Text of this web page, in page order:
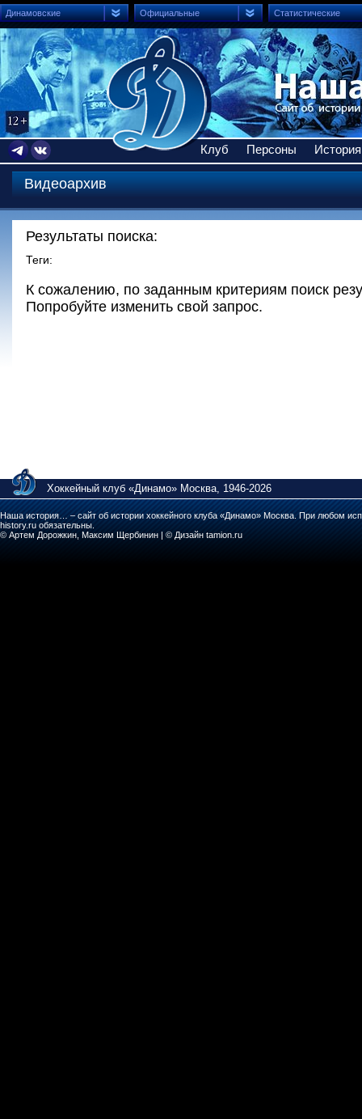
Динамовские Официальные Статистические
Клуб Персоны История
Видеоархив
Результаты поиска:
Теги:
К сожалению, по заданным критериям поиск
Попробуйте изменить свой запрос.
Хоккейный клуб «Динамо» Москва, 1946-2026
Наша история… – сайт об истории хоккейного клуба «Динамо» Москва. При любом
history.ru обязательны.
© Артем Дорожкин, Максим Щербинин | © Дизайн tamion.ru